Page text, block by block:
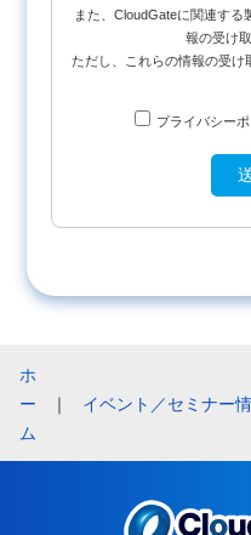
また、CloudGateに関連す
報の受け
ただし、これらの情報の受け
プライバシー
ホ
ー
ム
｜ イベント／セミナー